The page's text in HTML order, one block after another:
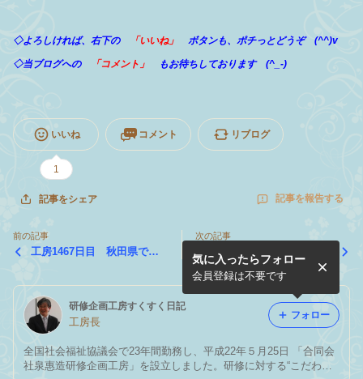
◇よろしければ、右下の「いいね」 ボタンも、ポチっとどうぞ (^^)v
◇当ブログへの「コメント」 もお待ちしております (^_-)
いいね
1
コメント リブログ
記事をシェア 記事を報告する
前の記事
工房1467日目 秋田県で研
次の記事
工房1465日目 秋田県に滞
在中です
研修企画工房すくすく日記
工房長
全国社会福祉協議会で23年間勤務し、平成22年５月25日 「合同会
社泉惠造研修企画工房」を設立しました。研修に対する“こだわ
気に入ったらフォロー
会員登録は不要です
フォロー